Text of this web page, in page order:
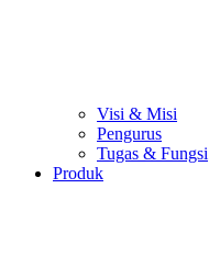
Visi & Misi
Pengurus
Tugas & Fungsi
Produk